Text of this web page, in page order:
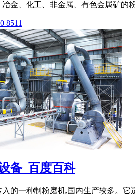
金、化工、非金属、有色金属矿的
8511
备_百度百科
的一种制粉磨机,国内生产较多。